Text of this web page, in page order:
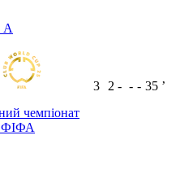
А
чемпіонат
ФІФА
3 2 - - - 35 ʼ